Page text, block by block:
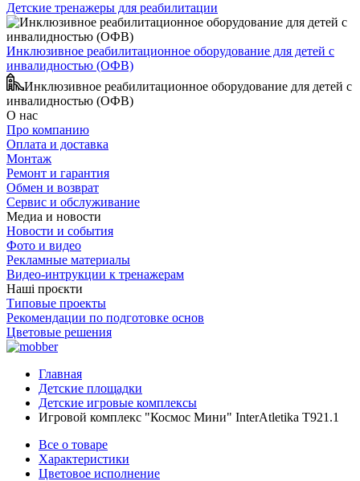
Детские тренажеры для реабилитации
Инклюзивное реабилитационное оборудование для детей с
инвалидностью (ОФВ)
Инклюзивное реабилитационное оборудование для детей с
инвалидностью (ОФВ)
О нас
Про компанию
Оплата и доставка
Монтаж
Ремонт и гарантия
Обмен и возврат
Сервис и обслуживание
Медиа и новости
Новости и события
Фото и видео
Рекламные материалы
Видео-интрукции к тренажерам
Наші проєкти
Типовые проекты
Рекомендации по подготовке основ
Цветовые решения
Главная
Детские площадки
Детские игровые комплексы
Игровой комплекс "Космос Мини" InterAtletika Т921.1
Все о товаре
Характеристики
Цветовое исполнение